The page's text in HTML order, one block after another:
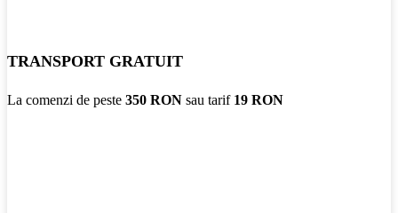
TRANSPORT GRATUIT
La comenzi de peste 350 RON sau tarif 19 RON